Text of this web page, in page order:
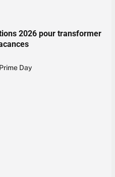
2026 pour transformer